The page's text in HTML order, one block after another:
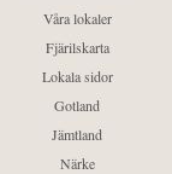
Våra lokaler
Fjärilskarta
Lokala sidor
Gotland
Jämtland
Närke